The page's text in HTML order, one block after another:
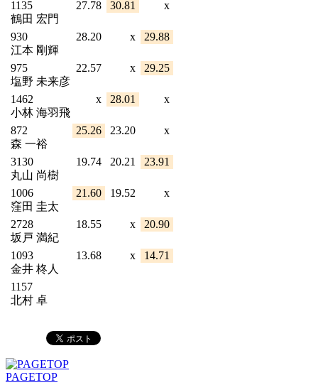
1135
鶴田 宏門
27.78 30.81 x
930
江本 剛輝
28.20 x 29.88
975
塩野 未来彦
22.57 x 29.25
1462
小林 海羽飛
x 28.01 x
872
森 一裕
25.26 23.20 x
3130
丸山 尚樹
19.74 20.21 23.91
1006
窪田 圭太
21.60 19.52 x
2728
坂戸 満紀
18.55 x 20.90
1093
金井 柊人
13.68 x 14.71
1157
北村 卓
PAGETOP